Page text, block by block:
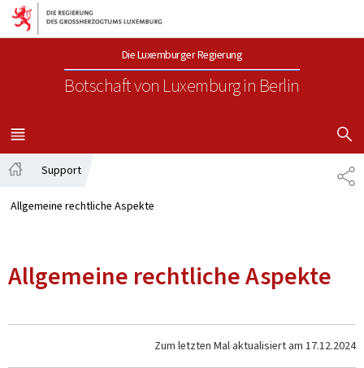
Zur Hauptnavigation
Zum Inhalt
Die Luxemburger Regierung
Botschaft von Luxemburgin Berlin
MENÜ
HAUPT-
Support
Allgemeine rechtliche Aspekte
Allgemeine rechtliche Aspekte
Zum letzten Mal aktualisiert am 17.12.2024